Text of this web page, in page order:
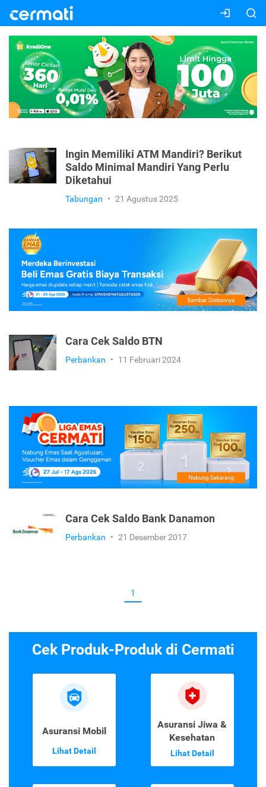
Ingin Memiliki ATM Mandiri? Berikut
Saldo Minimal Mandiri Yang Perlu
Diketahui
Tabungan • 21 Agustus 2025
Cara Cek Saldo BTN
Perbankan • 11 Februari 2024
Cara Cek Saldo Bank Danamon
Perbankan • 21 Desember 2017
1
Cek Produk-Produk di Cermati
Asuransi Mobil
Lihat Detail
Asuransi Jiwa &
Kesehatan
Lihat Detail